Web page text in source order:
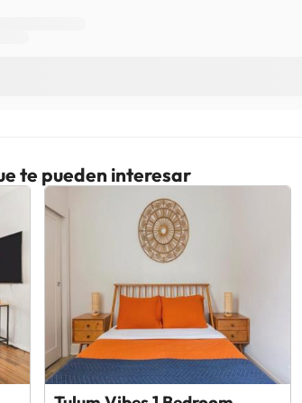
te pueden interesar